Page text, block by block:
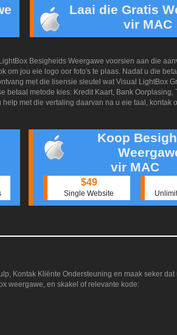
Laai die Gratis
vir MAC
Besigheids Weergawe voorsien aan die
om jou eie logo oor foto's te plaas. Nadat u die
met die lisensie sleutel wat Visual LightBox
betaal metode kies: Kredit Kaart, Bank Oorplasing,
met die vertaling daarvan na u eie taal, kontak
Koop
vir MAC
$49
Single Website
Kontak Kliënte Ondersteuning en maak seker
weergawe, en skakel of relevante kode: